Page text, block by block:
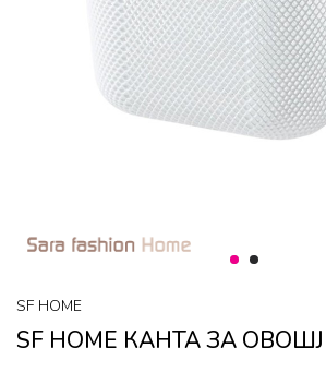
1 2
SF HOME
SF HOME КАНТА ЗА